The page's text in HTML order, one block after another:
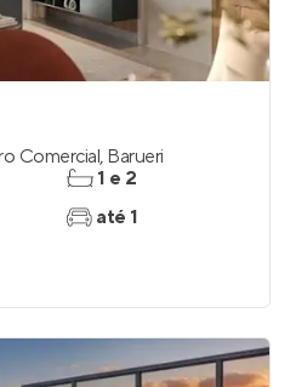
Comercial, Barueri
1 e 2
até 1